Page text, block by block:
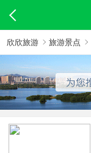
欣欣旅游 旅游景点